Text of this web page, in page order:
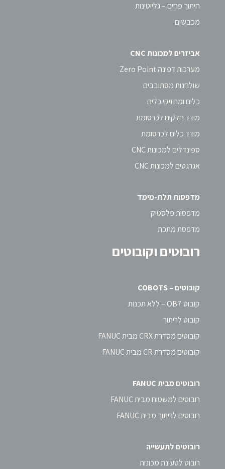
חיתוך פחים – גליוטינות
מכבשים
אביזרים למכונות CNC
מערכות דפינה Zero Point
שולחנות מסתובבים
כלים ומחזיקי כלים
מודד חלקים לכרסומת
מודד כלים לכרסומת
ספינדלים למכונות CNC
אגרגטים למכונות CNC
מדפסות תלת-מימד
מדפסות פלסטיק
מדפסת מתכת
רובוטים וקובוטים
קובוטים – COBOTS
קובוט OB7 – ללא תכנות
קובוט לריתוך
קובוטים מסדרת CRX מבית FANUC
קובוטים מסדרת CR מבית FANUC
רובוטים מבית FANUC
רובוטים למשטוח מבית FANUC
רובוטים לריתוך מבית FANUC
רובוטים לתעשייה
רובוט לטעינת מכונות